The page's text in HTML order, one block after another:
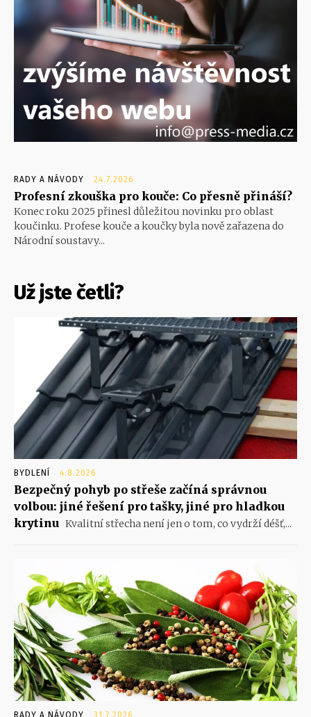
RADY A NÁVODY 24.7.2026
Profesní zkouška pro kouče: Co přesně přináší?
Konec roku 2025 přinesl důležitou novinku pro oblast
koučinku. Profese kouče a koučky byla nově zařazena do
Národní soustavy...
Už jste četli?
BYDLENÍ 4.8.2026
Bezpečný pohyb po střeše začíná správnou
volbou: jiné řešení pro tašky, jiné pro hladkou
krytinu Kvalitní střecha není jen o tom, co vydrží déšť,...